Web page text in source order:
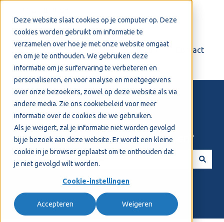
Deze website slaat cookies op je computer op. Deze
cookies worden gebruikt om informatie te
verzamelen over hoe je met onze website omgaat
en om je te onthouden. We gebruiken deze
informatie om je surfervaring te verbeteren en
personaliseren, en voor analyse en meetgegevens
over onze bezoekers, zowel op deze website als via
andere media. Zie ons cookiebeleid voor meer
informatie over de cookies die we gebruiken.
Als je weigert, zal je informatie niet worden gevolgd
bij je bezoek aan deze website. Er wordt een kleine
cookie in je browser geplaatst om te onthouden dat
je niet gevolgd wilt worden.
Cookie-instellingen
Accepteren Weigeren
Support Contact
Welkom! Hoe kunnen we je helpen?